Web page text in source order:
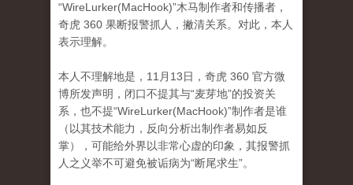
“WireLurker(MacHook)”木马制作者和传播者，
奇虎 360 果断报警抓人，撇清关系。对此，本人
表示理解。
本人不理解地是，11月13日，奇虎 360 官方微
博所发声明，闭口不提其与“麦芽地”的投资关
系，也不提“WireLurker(MacHook)”制作者是谁
（以其技术能力，反向分析出制作者易如反
掌），可能给外界以非常心虚的印象，其报警抓
人之义举不可避免被诟病为“断尾求生”。